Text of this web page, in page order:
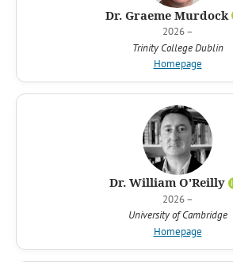
Dr. Graeme Murdock
2026 –
Trinity College Dublin
Homepage
Dr. William O'Reilly
2026 –
University of Cambridge
Homepage